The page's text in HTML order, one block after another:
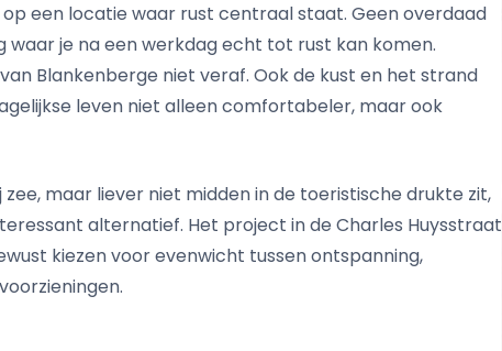
een locatie waar rust centraal staat. Geen overdaad
waar je na een werkdag echt tot rust kan komen.
Blankenberge niet veraf. Ook de kust en het strand
leven niet alleen comfortabeler, maar ook
maar liever niet midden in de toeristische drukte zit,
alternatief. Het project in de Charles Huysstraat
kiezen voor evenwicht tussen ontspanning,